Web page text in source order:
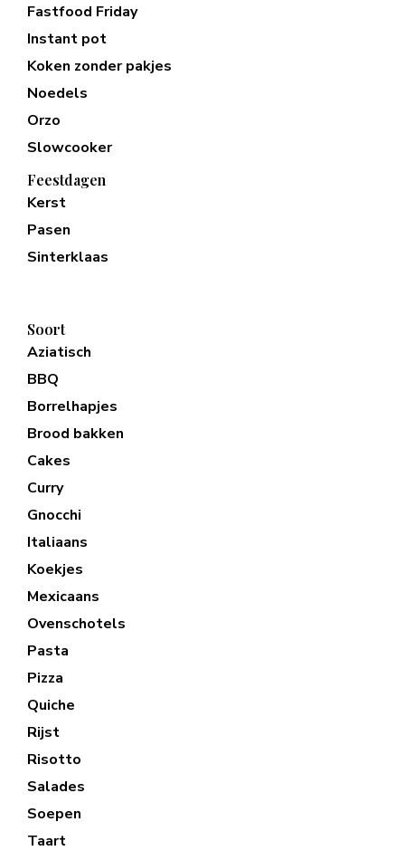
Fastfood Friday
Instant pot
Koken zonder pakjes
Noedels
Orzo
Slowcooker
Feestdagen
Kerst
Pasen
Sinterklaas
Soort
Aziatisch
BBQ
Borrelhapjes
Brood bakken
Cakes
Curry
Gnocchi
Italiaans
Koekjes
Mexicaans
Ovenschotels
Pasta
Pizza
Quiche
Rijst
Risotto
Salades
Soepen
Taart